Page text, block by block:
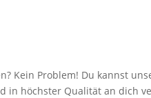
Kein Problem! Du kannst
in höchster Qualität an dich